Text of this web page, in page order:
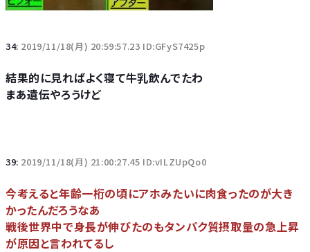
34: 2019/11/18(月) 20:59:57.23 ID:GFyS7425p
結果的に見ればよく寝て牛乳飲んでたわ
まあ遺伝やろうけど
39: 2019/11/18(月) 21:00:27.45 ID:vILZUpQo0
今考えると年齢一桁の頃にアホみたいに肉食ったのが大き
かったんだろうなあ
戦後世界中で身長が伸びたのもタンパク質摂取量の急上昇
が原因と言われてるし